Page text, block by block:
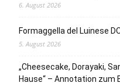
6. August 2026
Formaggella del Luinese
5. August 2026
„Cheesecake, Dorayaki,
Hause“ – Annotation zum